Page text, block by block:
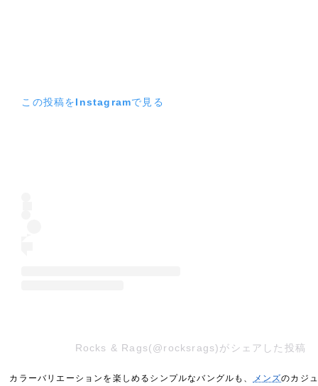
この投稿をInstagramで見る
Rocks & Rags(@rocksrags)がシェアした投稿
カラーバリエーションを楽しめるシンプルなバングルも、 メンズのカジ